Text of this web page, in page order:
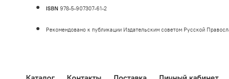
ISBN 978-5-907307-61-2
Рекомендовано к публикации Издательским советом Русской